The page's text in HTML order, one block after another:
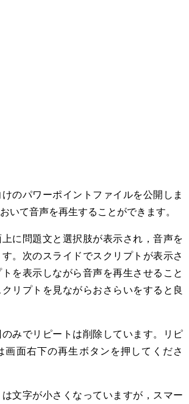
のパワーポイントファイルを公開しま
いて音声を再生することができます。
に問題文と選択肢が表示され，音声を
。次のスライドでスクリプトが表示さ
を表示しながら音声を再生させること
リプトを見ながらおさらいをすると良
みでリピートは削除しています。リピ
画面右下の再生ボタンを押してくださ
文字が小さくなっていますが，スマー